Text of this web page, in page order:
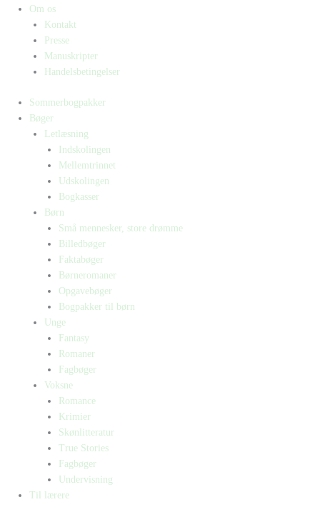
Om os
Kontakt
Presse
Manuskripter
Handelsbetingelser
Sommerbogpakker
Bøger
Letlæsning
Indskolingen
Mellemtrinnet
Udskolingen
Bogkasser
Børn
Små mennesker, store drømme
Billedbøger
Faktabøger
Børneromaner
Opgavebøger
Bogpakker til børn
Unge
Fantasy
Romaner
Fagbøger
Voksne
Romance
Krimier
Skønlitteratur
True Stories
Fagbøger
Undervisning
Til lærere